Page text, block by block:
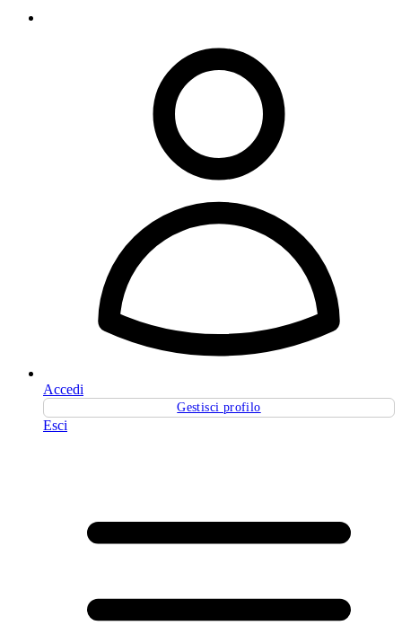
Accedi
Gestisci profilo
Esci